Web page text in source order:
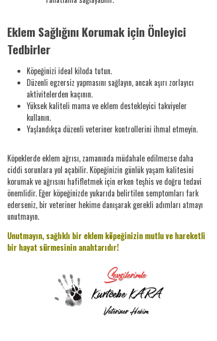
Eklem Sağlığını Korumak için Önleyici
Tedbirler
Köpeğinizi ideal kiloda tutun.
Düzenli egzersiz yapmasını sağlayın, ancak aşırı zorlayıcı
aktivitelerden kaçının.
Yüksek kaliteli mama ve eklem destekleyici takviyeler
kullanın.
Yaşlandıkça düzenli veteriner kontrollerini ihmal etmeyin.
Köpeklerde eklem ağrısı, zamanında müdahale edilmezse daha
ciddi sorunlara yol açabilir. Köpeğinizin günlük yaşam kalitesini
korumak ve ağrısını hafifletmek için erken teşhis ve doğru tedavi
önemlidir. Eğer köpeğinizde yukarıda belirtilen semptomları fark
ederseniz, bir veteriner hekime danışarak gerekli adımları atmayı
unutmayın.
Unutmayın, sağlıklı bir eklem köpeğinizin mutlu ve hareketli
bir hayat sürmesinin anahtarıdır!